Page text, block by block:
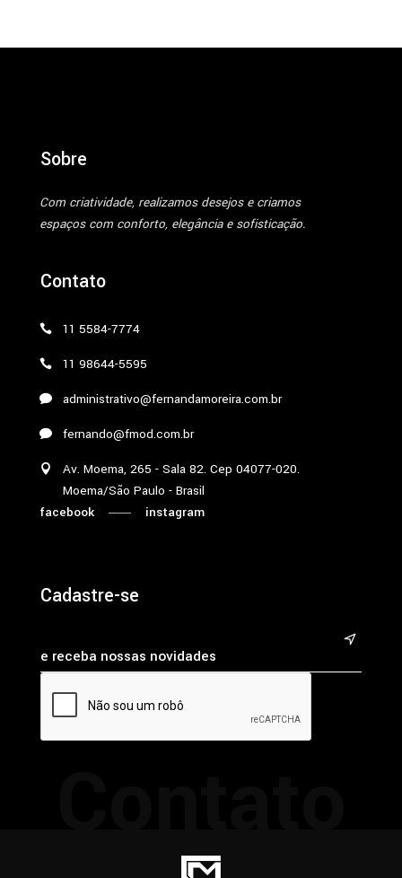
Sobre
Com criatividade, realizamos desejos e criamos
espaços com conforto, elegância e sofisticação.
Contato
11 5584-7774
11 98644-5595
administrativo@fernandamoreira.com.br
fernando@fmod.com.br
Av. Moema, 265 - Sala 82. Cep 04077-020.
Moema/São Paulo - Brasil
facebook
instagram
Cadastre-se
&